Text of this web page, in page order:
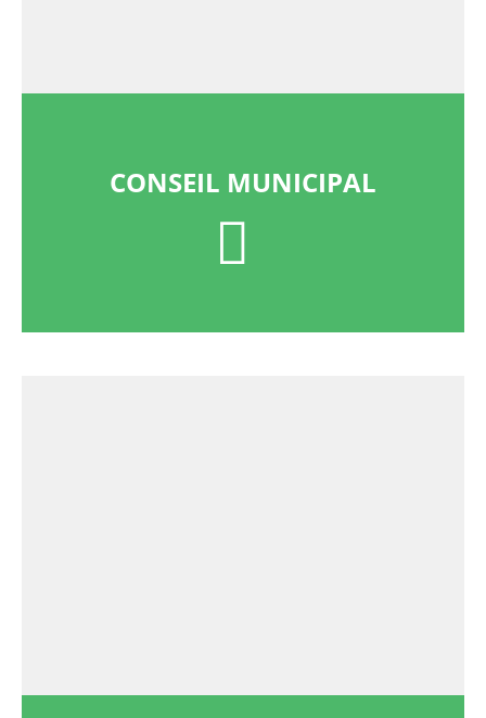
CONSEIL MUNICIPAL